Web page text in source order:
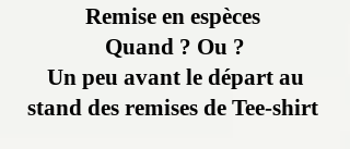
Remise en espèces
Quand ? Ou ?
Un peu avant le départ au
stand des remises de Tee-shirt